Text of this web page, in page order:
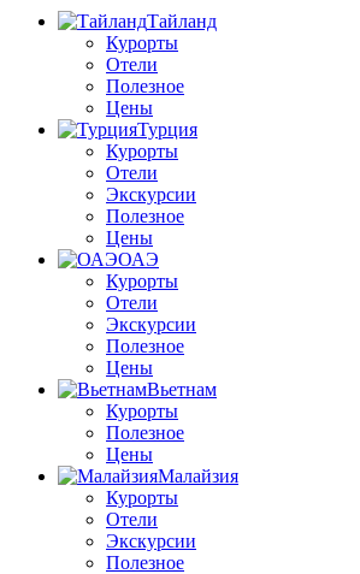
Тайланд
Курорты
Отели
Полезное
Цены
Турция
Курорты
Отели
Экскурсии
Полезное
Цены
ОАЭ
Курорты
Отели
Экскурсии
Полезное
Цены
Вьетнам
Курорты
Полезное
Цены
Малайзия
Курорты
Отели
Экскурсии
Полезное